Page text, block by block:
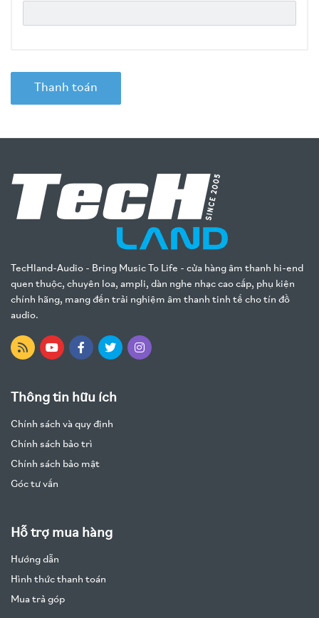
Thanh toán
TecHland-Audio - Bring Music To Life - cửa hàng âm thanh hi-end
quen thuộc, chuyên loa, ampli, dàn nghe nhạc cao cấp, phụ kiện
chính hãng, mang đến trải nghiệm âm thanh tinh tế cho tín đồ
audio.
Thông tin hữu ích
Chính sách và quy định
Chính sách bảo trì
Chính sách bảo mật
Góc tư vấn
Hỗ trợ mua hàng
Hướng dẫn
Hình thức thanh toán
Mua trả góp